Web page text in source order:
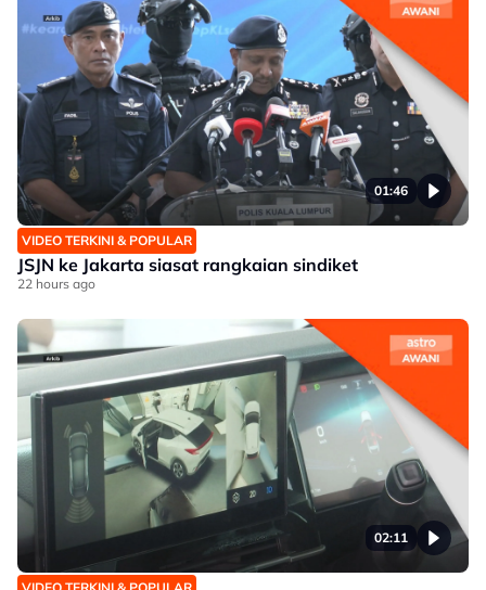
01:46
VIDEO TERKINI & POPULAR
JSJN ke Jakarta siasat rangkaian sindiket
22 hours ago
02:11